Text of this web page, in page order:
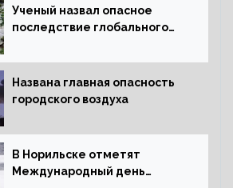
Ученый назвал опасное
последствие глобального
Названа главная опасность
городского воздуха
В Норильске отметят
Международный день